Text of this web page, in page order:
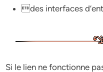
des interfaces
Si le lien ne fonctionne